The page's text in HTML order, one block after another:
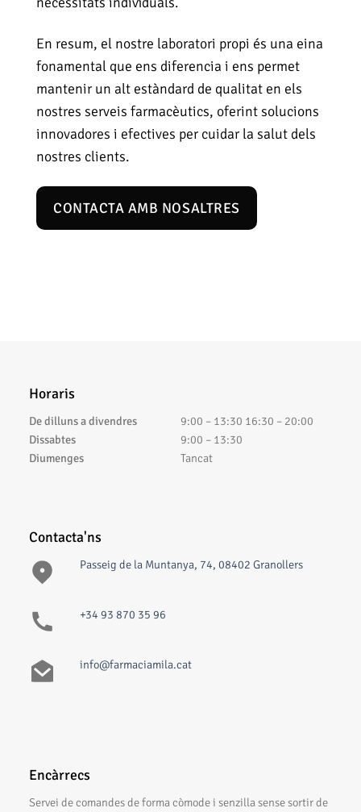
En resum, el nostre laboratori propi és una eina
fonamental que ens diferencia i ens permet
mantenir un alt estàndard de qualitat en els
nostres serveis farmacèutics, oferint solucions
innovadores i efectives per cuidar la salut dels
nostres clients.
CONTACTA AMB NOSALTRES
Horaris
De dilluns a divendres
9:00 – 13:30 16:30 – 20:00
Dissabtes
9:00 – 13:30
Diumenges
Tancat
Contacta'ns
Passeig de la Muntanya, 74, 08402 Granollers
+34 93 870 35 96
info@farmaciamila.cat
Encàrrecs
Servei de comandes de forma còmode i senzilla sense sortir de